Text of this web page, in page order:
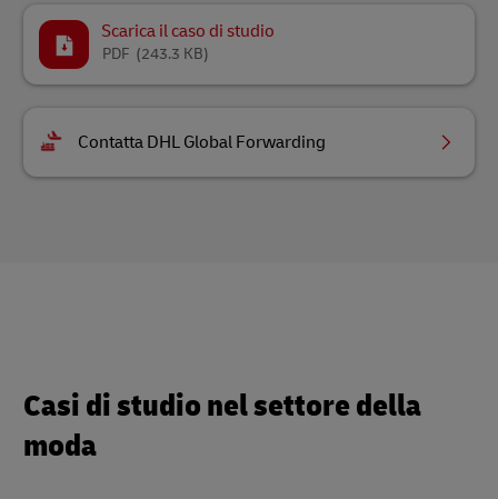
Scarica il caso di studio
(243.3 KB)
PDF
Contatta DHL Global Forwarding
Casi di studio nel settore della
moda